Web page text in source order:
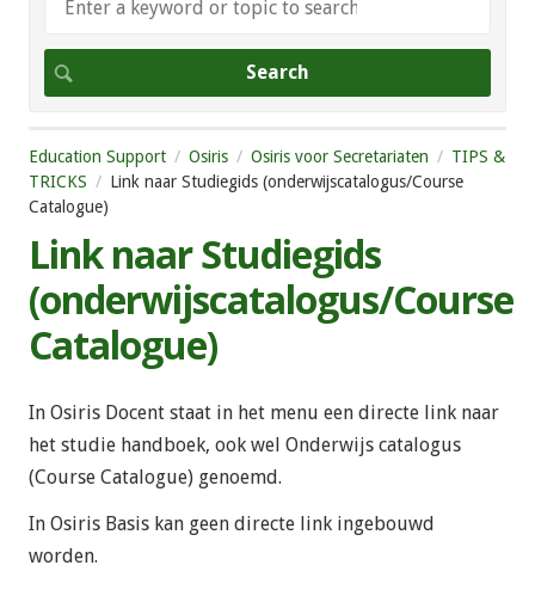
Education Support Osiris Osiris voor Secretariaten
TIPS &
TRICKS
Link naar Studiegids (onderwijscatalogus/Course
Catalogue)
Link naar Studiegids
(onderwijscatalogus/Course
Catalogue)
In Osiris Docent staat in het menu een directe link naar
het studie handboek, ook wel Onderwijs catalogus
(Course Catalogue) genoemd.
In Osiris Basis kan geen directe link ingebouwd
worden.